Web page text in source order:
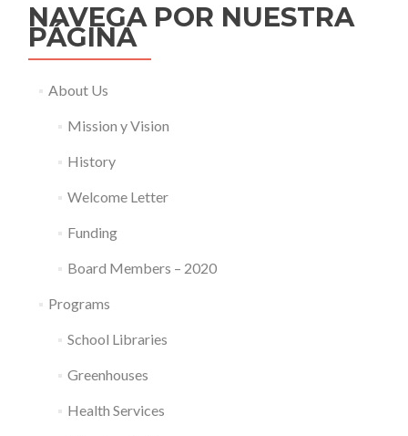
NAVEGA POR NUESTRA
PÁGINA
About Us
Mission y Vision
History
Welcome Letter
Funding
Board Members – 2020
Programs
School Libraries
Greenhouses
Health Services